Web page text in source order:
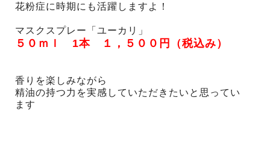
花粉症に時期にも活躍しますよ！
マスクスプレー「ユーカリ」
５０ｍｌ 1本 １，５００円（税込み）
香りを楽しみながら
精油の持つ力を実感していただきたいと思ってい
ます